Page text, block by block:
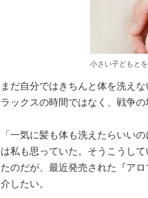
小さい子どもと
まだ自分ではきちんと体を洗え
ラックスの時間ではなく、戦争
「一気に髪も体も洗えたらいい
は私も思っていた。そうこうし
たのだが、最近発売された『ア
介したい。